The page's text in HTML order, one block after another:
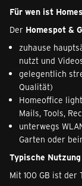
Für wen ist
Der Homespot &
zuhause
nutzt und
gelegentlich
Qualität)
Homeoffice
Mails, Tools,
unterwegs
Garten oder
Typische
Mit 100 GB ist